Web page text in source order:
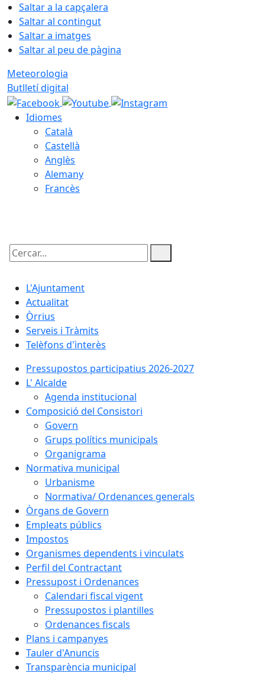
Saltar a la capçalera
Saltar al contingut
Saltar a imatges
Saltar al peu de pàgina
Meteorologia
Butlletí digital
Idiomes
Català
Castellà
Anglès
Alemany
Francès
Cercar:
L'Ajuntament
Actualitat
Òrrius
Serveis i Tràmits
Telèfons d'ìnterès
Pressupostos participatius 2026-2027
L' Alcalde
Agenda institucional
Composició del Consistori
Govern
Grups polítics municipals
Organigrama
Normativa municipal
Urbanisme
Normativa/ Ordenances generals
Òrgans de Govern
Empleats públics
Impostos
Organismes dependents i vinculats
Perfil del Contractant
Pressupost i Ordenances
Calendari fiscal vigent
Pressupostos i plantilles
Ordenances fiscals
Plans i campanyes
Tauler d'Anuncis
Transparència municipal